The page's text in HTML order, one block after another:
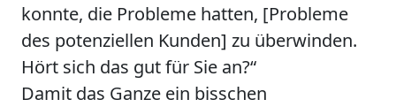
konnte, die Probleme hatten, [Probleme
des potenziellen Kunden] zu überwinden.
Hört sich das gut für Sie an?“
Damit das Ganze ein bisschen